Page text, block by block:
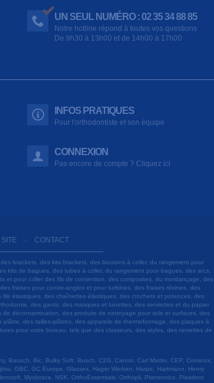
UN SEUL NUMÉRO : 02 35 34 88 85
Notre hotline répond à toutes vos questions
De 9h30 à 13h00 et de 14h00 à 17h00
INFOS PRATIQUES
Pour l'orthodontiste et son équipe
CONNEXION
Pas encore de compte ? Cliquez ici
- CONTACT
brackets, des kits brackets, des boutons à coller, du rangement pour
kits de bagues, des tubes à coller, du rangement pour bagues, des arcs,
et pour coller des fils de contention, des composites, du mordançage, des
fraises pour contre-angles et pour turbines, des fraises résines, des
élastiques, des chaînettes élastiques, des crochets et potences, des
des gants, des masques et lunettes, des serviettes et du papier
décontamination, des produits de nettoyage pour sols et surfaces, des
des tailles-plâtres, des appareils de thermoformage, des plaques à
pour votre bureau, tels que des classeurs, des stylos, des ramettes de
Bausch, Bic, Bulky Soft, Busch, C2G, Canon, Carl Martin, CEP, Cominox,
GBC, GC Europe, Glassex, Hager Werken, Harpic, Hartmann, Henry
Myobrace, NSK, OrthoEssentials, Orthopli, Plantronics, Plasdent